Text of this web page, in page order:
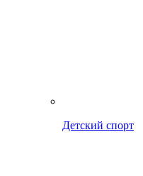
Детский спорт